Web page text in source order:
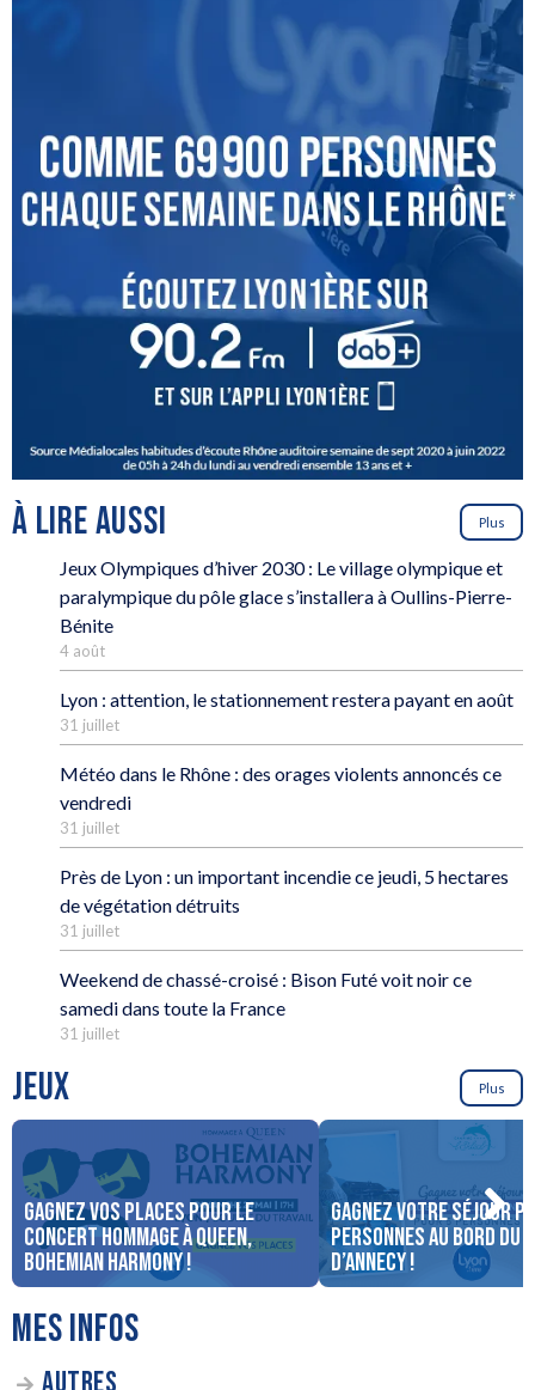
À LIRE AUSSI Plus
Jeux Olympiques d’hiver 2030 : Le village olympique et
paralympique du pôle glace s’installera à Oullins-Pierre-
Bénite
4 août
Lyon : attention, le stationnement restera payant en août
31 juillet
Météo dans le Rhône : des orages violents annoncés ce
vendredi
31 juillet
Près de Lyon : un important incendie ce jeudi, 5 hectares
de végétation détruits
31 juillet
Weekend de chassé-croisé : Bison Futé voit noir ce
samedi dans toute la France
31 juillet
JEUX Plus
Gagnez vos places pour le
concert Hommage à Queen,
Bohemian Harmony !
Gagnez votre séjour
personnes au bord du
d’Annecy !
MES INFOS